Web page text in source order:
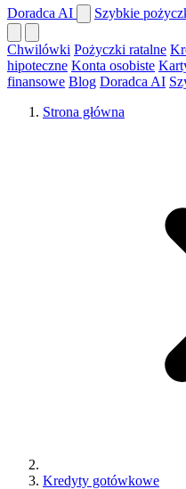
Doradca AI Szybkie
Chwilówki Pożyczki ratalne
hipoteczne Konta osobiste
finansowe Blog Doradca AI
Strona główna
Kredyty gotówkowe